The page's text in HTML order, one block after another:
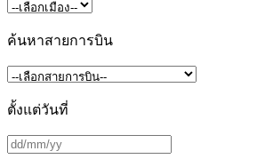
ค้นหาสายการบิน
ตั้งแต่วันที่